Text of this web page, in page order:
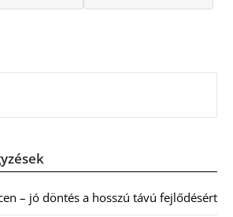
– jó döntés a hosszú távú fejlődésért